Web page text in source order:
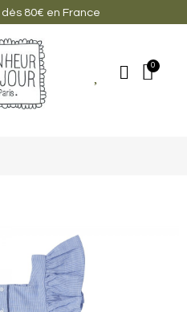
80€ en France